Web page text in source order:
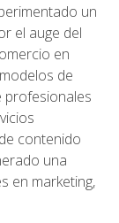
un
el auge del
en
de
profesionales
contenido
una
en marketing,